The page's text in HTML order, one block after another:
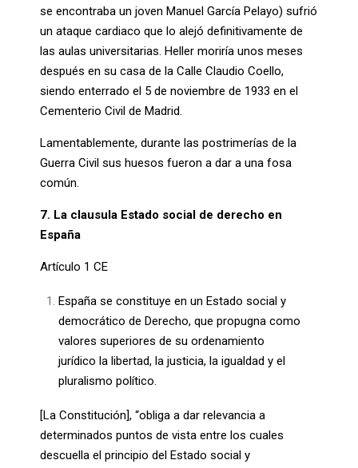
se encontraba un joven Manuel García Pelayo) sufrió
un ataque cardiaco que lo alejó definitivamente de
las aulas universitarias. Heller moriría unos meses
después en su casa de la Calle Claudio Coello,
siendo enterrado el 5 de noviembre de 1933 en el
Cementerio Civil de Madrid.
Lamentablemente, durante las postrimerías de la
Guerra Civil sus huesos fueron a dar a una fosa
común.
7. La clausula Estado social de derecho en
España
Artículo 1 CE
España se constituye en un Estado social y
democrático de Derecho, que propugna como
valores superiores de su ordenamiento
jurídico la libertad, la justicia, la igualdad y el
pluralismo político.
[La Constitución], “obliga a dar relevancia a
determinados puntos de vista entre los cuales
descuella el principio del Estado social y